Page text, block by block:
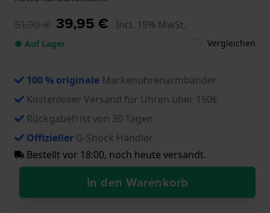
51,00 € 39,95 € Incl. 19% MwSt.
● Auf Lager Vergleichen
100 % originale Markenuhrenarmbänder
Kostenloser Versand für Uhren über 150€
Rückgabefrist von 30 Tagen
Offizieller G-Shock Händler
Bestellt vor 18:00, noch heute versandt.
In den Warenkorb